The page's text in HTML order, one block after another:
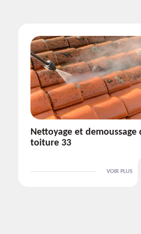
Etanchéité toiture 33
VOIR PLUS